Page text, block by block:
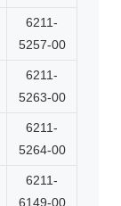
6211-
5257-00
6211-
5263-00
6211-
5264-00
6211-
6149-00